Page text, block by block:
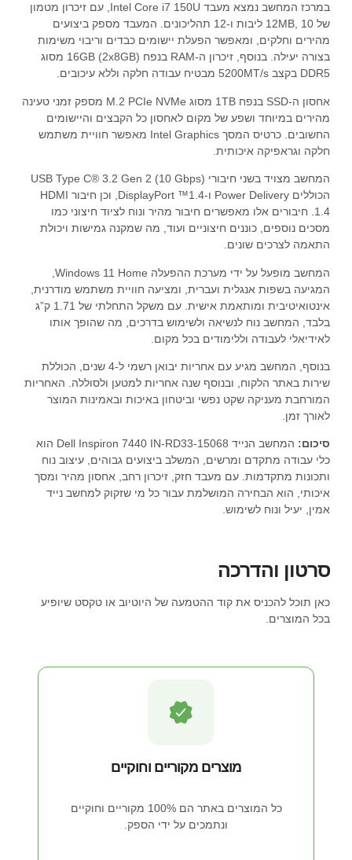
במרכז המחשב נמצא מעבד Intel Core i7 150U, עם זיכרון מטמון
של 12MB, 10 ליבות ו-12 תהליכונים. המעבד מספק ביצועים
מהירים וחלקים, ומאפשר הפעלת יישומים כבדים וריבוי משימות
בצורה יעילה. בנוסף, זיכרון ה-RAM בנפח 16GB (2x8GB) מסוג
DDR5 בקצב 5200MT/s מבטיח עבודה חלקה וללא עיכובים.
אחסון ה-SSD בנפח 1TB מסוג M.2 PCIe NVMe מספק זמני טעינה
מהירים במיוחד ושפע של מקום לאחסון כל הקבצים והיישומים
החשובים. כרטיס המסך Intel Graphics מאפשר חוויית משתמש
חלקה וגראפיקה איכותית.
המחשב מצויד בשני חיבורי USB Type C® 3.2 Gen 2 (10 Gbps)
הכוללים Power Delivery ו-DisplayPort ™1.4, וכן חיבור HDMI
1.4. חיבורים אלו מאפשרים חיבור מהיר ונוח לציוד חיצוני כמו
מסכים נוספים, כוננים חיצוניים ועוד, מה שמקנה גמישות ויכולת
התאמה לצרכים שונים.
המגיעה בשפות אנגלית ועברית, ומציעה חוויית משתמש מודרנית,
אינטואיטיבית ומותאמת אישית. עם משקל התחלתי של 1.71 ק”ג
בלבד, המחשב נוח לנשיאה ולשימוש בדרכים, מה שהופך אותו
לאידיאלי לעבודה וללימודים בכל מקום.
בנוסף, המחשב מגיע עם אחריות יבואן רשמי ל-4 שנים, הכוללת
שירות באתר הלקוח, ובנוסף שנה אחריות למטען ולסוללה. האחריות
המורחבת מעניקה שקט נפשי וביטחון באיכות ובאמינות המוצר
לאורך זמן.
סיכום:
המחשב הנייד Dell Inspiron 7440 IN-RD33-15068 הוא
כלי עבודה מתקדם ומרשים, המשלב ביצועים גבוהים, עיצוב נוח
ותכונות מתקדמות. עם מעבד חזק, זיכרון רחב, אחסון מהיר ומסך
איכותי, הוא הבחירה המושלמת עבור כל מי שזקוק למחשב נייד
אמין, יעיל ונוח לשימוש.
סרטון והדרכה
כאן תוכל להכניס את קוד ההטמעה של היוטיוב או טקסט שיופיע
בכל המוצרים.
מוצרים מקוריים וחוקיים
כל המוצרים באתר הם 100% מקוריים וחוקיים
ונתמכים על ידי הספק.